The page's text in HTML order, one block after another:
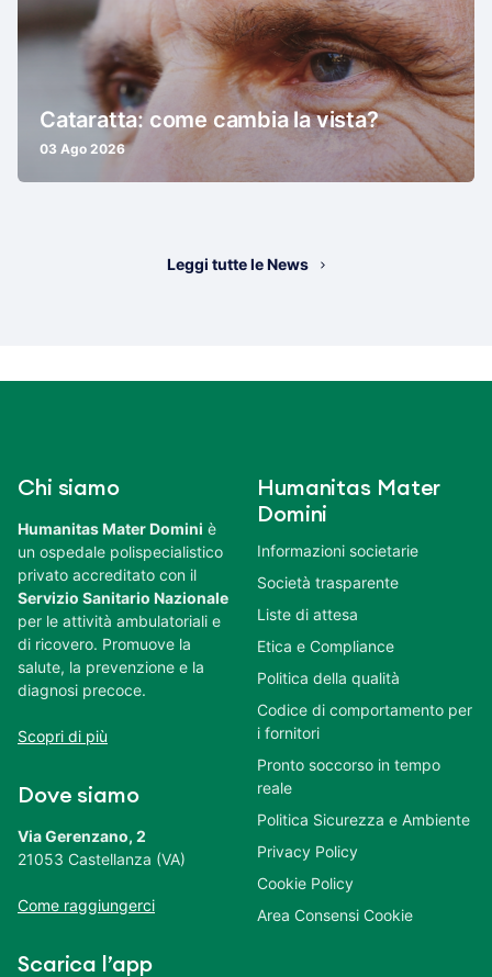
Cataratta: come cambia la vista?
03 Ago 2026
Leggi tutte le News
Chi siamo
Humanitas Mater Domini è
un ospedale polispecialistico
privato accreditato con il
Servizio Sanitario Nazionale
per le attività ambulatoriali e
di ricovero. Promuove la
salute, la prevenzione e la
diagnosi precoce.
Scopri di più
Dove siamo
Via Gerenzano, 2
21053 Castellanza (VA)
Come raggiungerci
Scarica l’app
Humanitas Mater
Domini
Informazioni societarie
Società trasparente
Liste di attesa
Etica e Compliance
Politica della qualità
Codice di comportamento per
i fornitori
Pronto soccorso in tempo
reale
Politica Sicurezza e Ambiente
Privacy Policy
Cookie Policy
Area Consensi Cookie